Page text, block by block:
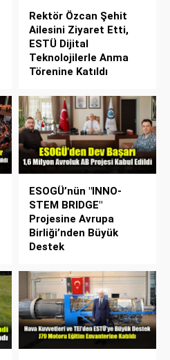
Rektör Özcan Şehit
Ailesini Ziyaret Etti,
ESTÜ Dijital
Teknolojilerle Anma
Törenine Katıldı
ESOGÜ’nün "INNO-
STEM BRIDGE"
Projesine Avrupa
Birliği’nden Büyük
Destek